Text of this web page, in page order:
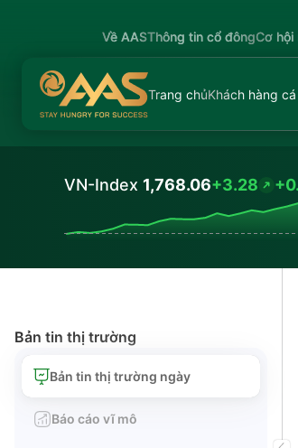
Về AASThông tin cổ đôngCơ hội
Trang chủKhách hàng
VN-Index 1,768.06+3.28
Bản tin thị trường
Bản tin thị trường ngày
Báo cáo vĩ mô